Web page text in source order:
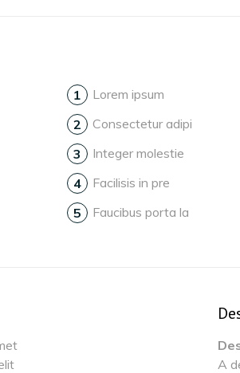
Lorem ipsum
Consectetur adipi
Integer molestie
Facilisis in pre
Faucibus porta la
A